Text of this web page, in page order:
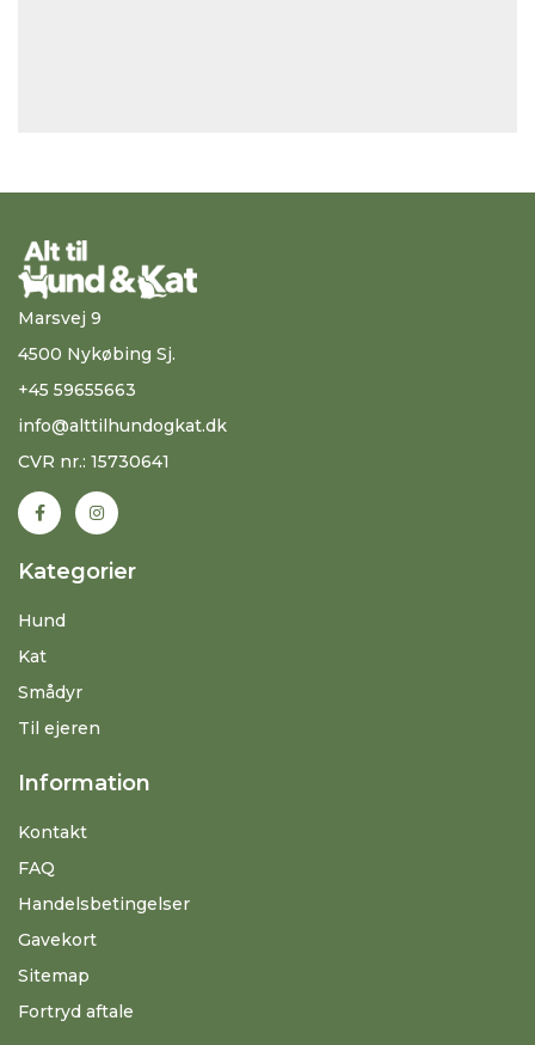
Marsvej 9
4500 Nykøbing Sj.
+45 59655663
info@alttilhundogkat.dk
CVR nr.: 15730641
Kategorier
Hund
Kat
Smådyr
Til ejeren
Information
Kontakt
FAQ
Handelsbetingelser
Gavekort
Sitemap
Fortryd aftale